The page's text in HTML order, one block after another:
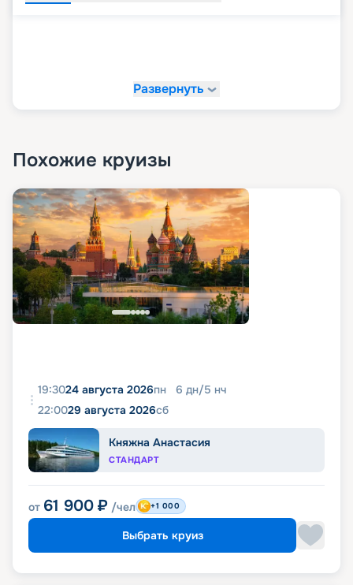
Развернуть
Похожие круизы
19:3024 августа 2026пн 6 дн/5 нч
22:0029 августа 2026сб
Княжна Анастасия
СТАНДАРТ
от 61 900 ₽ /чел +1 000
Выбрать круиз